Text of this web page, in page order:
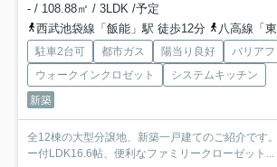
- / 108.88㎡ / 3LDK /予定
西武池袋線「飯能」駅 徒歩12分
八高線「東
駐車2台可 都市ガス 陽当り良好
バリアフ
ウォークインクロゼット
システムキッチン
新築
全12棟の大型分譲地、新築一戸建てのご紹介です。 10号棟は畳コーナ
ー付LDK16.6帖、便利なファミリークローゼット...